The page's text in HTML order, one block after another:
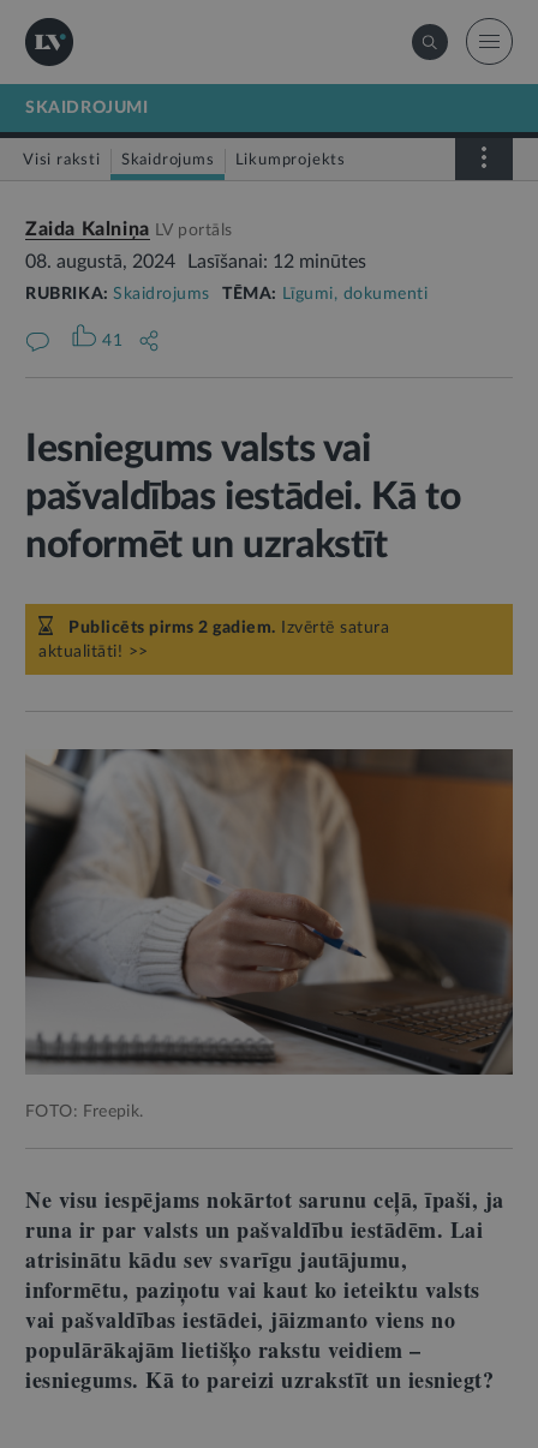
SKAIDROJUMI
Visi raksti Skaidrojums Likumprojekts
Zaida Kalniņa LV portāls
08. augustā, 2024 Lasīšanai: 12 minūtes
RUBRIKA:Skaidrojums TĒMA: Līgumi, dokumenti
41
Iesniegums valsts vai
pašvaldības iestādei. Kā to
noformēt un uzrakstīt
Publicēts pirms 2 gadiem. Izvērtē satura
aktualitāti! >>
FOTO: Freepik.
Ne visu iespējams nokārtot sarunu ceļā, īpaši, ja
runa ir par valsts un pašvaldību iestādēm. Lai
atrisinātu kādu sev svarīgu jautājumu,
informētu, paziņotu vai kaut ko ieteiktu valsts
vai pašvaldības iestādei, jāizmanto viens no
populārākajām lietišķo rakstu veidiem –
iesniegums. Kā to pareizi uzrakstīt un iesniegt?